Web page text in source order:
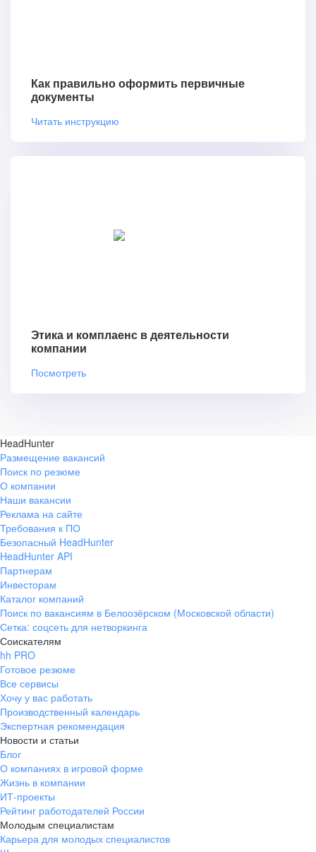
Как правильно оформить первичные
документы
Читать инструкцию
Этика и комплаенс в деятельности
компании
Посмотреть
HeadHunter
Размещение вакансий
Поиск по резюме
О компании
Наши вакансии
Реклама на сайте
Требования к ПО
Безопасный HeadHunter
HeadHunter API
Партнерам
Инвесторам
Каталог компаний
Поиск по вакансиям в Белоозёрском (Московской области)
Сетка: соцсеть для нетворкинга
Соискателям
hh PRO
Готовое резюме
Все сервисы
Хочу у вас работать
Производственный календарь
Экспертная рекомендация
Новости и статьи
Блог
О компаниях в игровой форме
Жизнь в компании
ИТ-проекты
Рейтинг работодателей России
Молодым специалистам
Карьера для молодых специалистов